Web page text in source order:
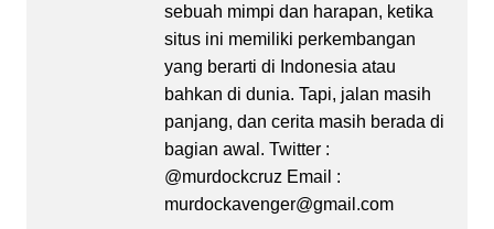
sebuah mimpi dan harapan, ketika
situs ini memiliki perkembangan
yang berarti di Indonesia atau
bahkan di dunia. Tapi, jalan masih
panjang, dan cerita masih berada di
bagian awal. Twitter :
@murdockcruz Email :
murdockavenger@gmail.com